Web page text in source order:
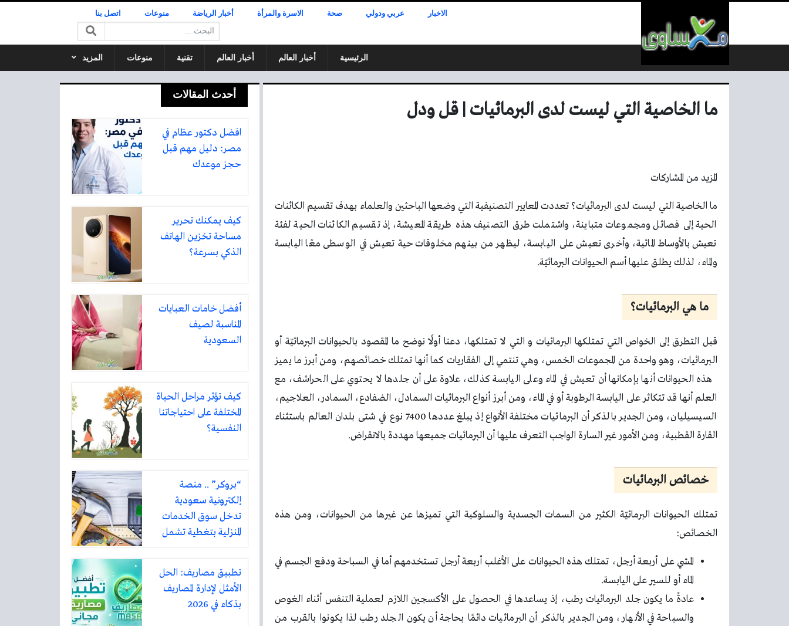
الاخبار عربي ودولي صحة الاسرة والمرأة أخبار الرياضة منوعات اتصل بنا
البحث:
الرئيسية أخبار العالم أخبار العالم تقنية منوعات المزيد
ما الخاصية التي ليست لدى البرمائيات | قل ودل
المزيد من المشاركات
ما الخاصية التي ليست لدى البرمائيات؟ تعددت المعايير التصنيفية التي وضعها الباحثين والعلماء بهدف تقسيم الكائنات
الحية إلى فصائل ومجموعات متباينة، واشتملت طرق التصنيف هذه طريقة المعيشة، إذ تقسيم الكائنات الحية لفئة
تعيش بالأوساط المائية، وأخرى تعيش على اليابسة، ليظهر من بينهم مخلوقات حية تعيش في الوسطى معًا اليابسة
والماء، لذلك يطلق عليها أسم الحيوانات البرمائيّة.
ما هي البرمائيات؟
قبل التطرق إلى الخواص التي تمتلكها البرمائيات و التي لا تمتلكها، دعنا أولًا نوضح ما المقصود بالحيوانات البرمائيّة أو
البرمائيات، وهو واحدة من المجموعات الخمس، وهي تنتمي إلى الفقاريات كما أنها تمتلك خصائصهم، ومن أبرز ما يميز
هذه الحيوانات أنها بإمكانها أن تعيش في الماء وعلى اليابسة كذلك، علاوة على أن جلدها لا يحتوي على الحراشف، مع
العلم أنها قد تتكاثر على اليابسة الرطوبة أو في الماء، ومن أبرز أنواع البرمائيات السمادل، الضفادع، السمادر، العلاجيم،
السيسيليان، ومن الجدير بالذكر أن البرمائيات مختلفة الأنواع إذ يبلغ عددها 7400 نوع في شتى بلدان العالم باستثناء
القارة القطبية، ومن الأمور غير السارة الواجب التعرف عليها أن البرمائيات جميعها مهددة بالانقراض.
خصائص البرمائيات
تمتلك الحيوانات البرمائيّة الكثير من السمات الجسدية والسلوكية التي تميزها عن غيرها من الحيوانات، ومن هذه
الخصائص:
المشي على أربعة أرجل، تمتلك هذه الحيوانات على الأغلب أربعة أرجل تستخدمهم أما في السباحة ودفع الجسم في
الماء أو للسير على اليابسة.
عادةً ما يكون جلد البرمائيات رطب، إذ يساعدها في الحصول على الأكسجين اللازم لعملية التنفس أثناء الغوص
والسباحة في الأنهار، ومن الجدير بالذكر أن البرمائيات دائمًا بحاجة أن يكون الجلد رطب لذا يكونوا بالقرب من
أحدث المقالات
افضل دكتور عظام في
مصر: دليل مهم قبل
حجز موعدك
كيف يمكنك تحرير
مساحة تخزين الهاتف
الذكي بسرعة؟
أفضل خامات العبايات
المناسبة لصيف
السعودية
كيف تؤثر مراحل الحياة
المختلفة على احتياجاتنا
النفسية؟
“بروكر” .. منصة
إلكترونية سعودية
تدخل سوق الخدمات
المنزلية بتغطية تشمل
أكثر من ثلاثين مدينة
تطبيق مصاريف: الحل
الأمثل لإدارة المصاريف
بذكاء في 2026